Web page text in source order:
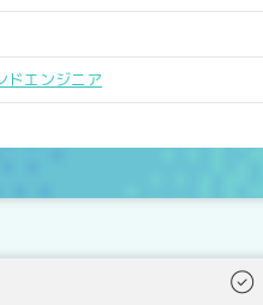
ドエンジニア